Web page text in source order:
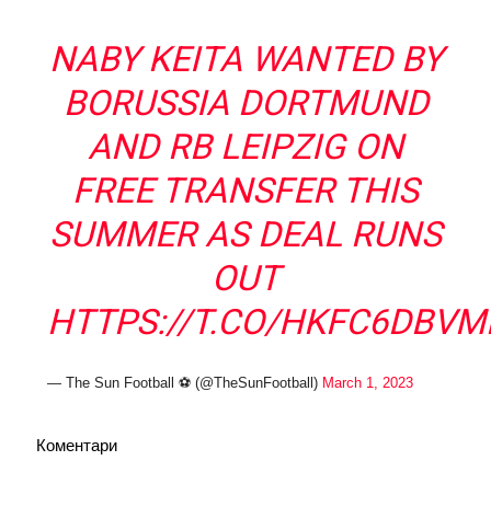
NABY KEITA WANTED BY
BORUSSIA DORTMUND
AND RB LEIPZIG ON
FREE TRANSFER THIS
SUMMER AS DEAL RUNS
OUT
HTTPS://T.CO/
— The Sun Football ⚽ (@TheSunFootball) March 1, 2023
Коментари